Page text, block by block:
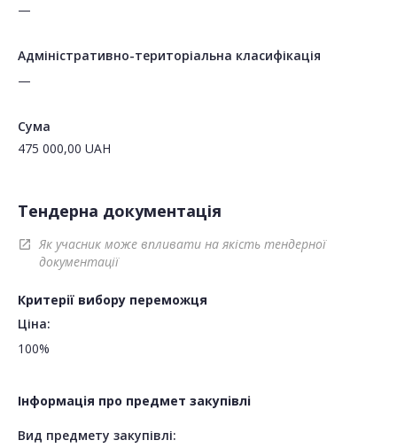
—
Адміністративно-територіальна класифікація
—
Сума
475 000,00 UAH
Тендерна документація
open_in_new
Як учасник може впливати на якість тендерної
документації
Критерії вибору переможця
Ціна:
100%
Інформація про предмет закупівлі
Вид предмету закупівлі: